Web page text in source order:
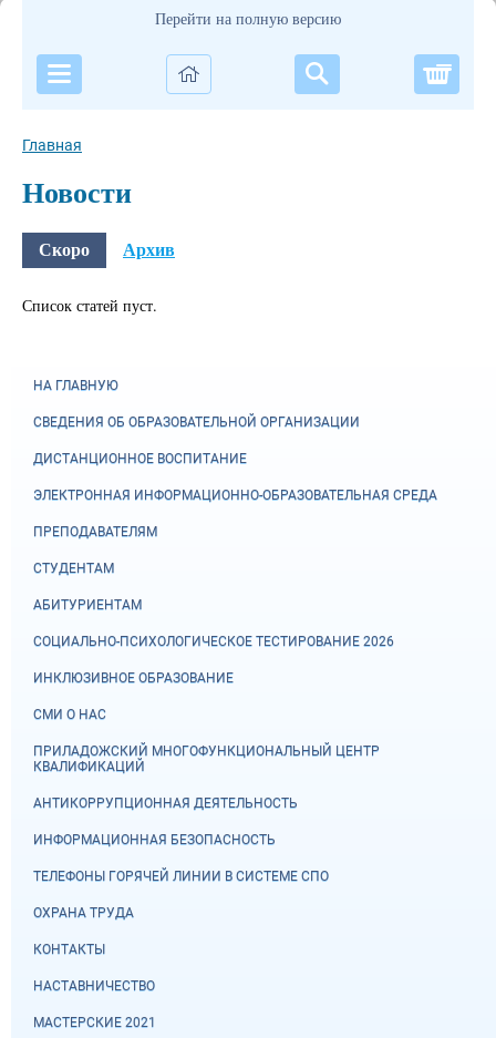
Перейти на полную версию
Главная
Новости
Скоро Архив
Список статей пуст.
НА ГЛАВНУЮ
СВЕДЕНИЯ ОБ ОБРАЗОВАТЕЛЬНОЙ ОРГАНИЗАЦИИ
ДИСТАНЦИОННОЕ ВОСПИТАНИЕ
ЭЛЕКТРОННАЯ ИНФОРМАЦИОННО-ОБРАЗОВАТЕЛЬНАЯ СРЕДА
ПРЕПОДАВАТЕЛЯМ
СТУДЕНТАМ
АБИТУРИЕНТАМ
СОЦИАЛЬНО-ПСИХОЛОГИЧЕСКОЕ ТЕСТИРОВАНИЕ 2026
ИНКЛЮЗИВНОЕ ОБРАЗОВАНИЕ
СМИ О НАС
ПРИЛАДОЖСКИЙ МНОГОФУНКЦИОНАЛЬНЫЙ ЦЕНТР
КВАЛИФИКАЦИЙ
АНТИКОРРУПЦИОННАЯ ДЕЯТЕЛЬНОСТЬ
ИНФОРМАЦИОННАЯ БЕЗОПАСНОСТЬ
ТЕЛЕФОНЫ ГОРЯЧЕЙ ЛИНИИ В СИСТЕМЕ СПО
ОХРАНА ТРУДА
КОНТАКТЫ
НАСТАВНИЧЕСТВО
МАСТЕРСКИЕ 2021